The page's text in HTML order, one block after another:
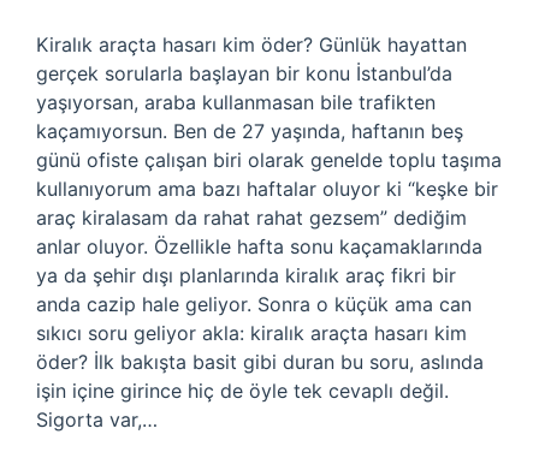
Kiralık araçta hasarı kim öder? Günlük hayattan
gerçek sorularla başlayan bir konu İstanbul’da
yaşıyorsan, araba kullanmasan bile trafikten
kaçamıyorsun. Ben de 27 yaşında, haftanın beş
günü ofiste çalışan biri olarak genelde toplu taşıma
kullanıyorum ama bazı haftalar oluyor ki “keşke bir
araç kiralasam da rahat rahat gezsem” dediğim
anlar oluyor. Özellikle hafta sonu kaçamaklarında
ya da şehir dışı planlarında kiralık araç fikri bir
anda cazip hale geliyor. Sonra o küçük ama can
sıkıcı soru geliyor akla: kiralık araçta hasarı kim
öder? İlk bakışta basit gibi duran bu soru, aslında
işin içine girince hiç de öyle tek cevaplı değil.
Sigorta var,…